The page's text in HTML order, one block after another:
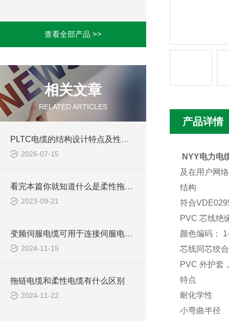
查看全部产品 >>
相关文章
RELATED ARTICLES
PLTC电缆的结构设计特点及性能优势体现
2026-07-15
看完本篇你就知道什么是柔性拖链电缆了
2023-09-21
变频伺服电缆可用于连接伺服电动机，实现精确的运动控制
2024-11-15
拖链电缆和柔性电缆有什么区别
2024-11-22
产品详情
NYY电力电
及在用户网
结构
符合
PVC 芯线绝
颜色编码：
芯线同芯绞
PVC 外护套
特点
耐化学性
小弯曲半径